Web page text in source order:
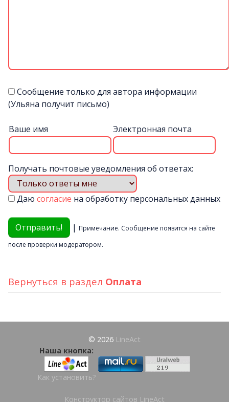
Сообщение только для автора информации
(Ульяна получит письмо)
Ваше имя Электронная почта
Получать почтовые уведомления об ответах:
Даю согласие на обработку персональных данных
| Примечание. Сообщение появится на сайте
после проверки модератором.
Вернуться в раздел Оплата
© 2026 LineAct
Наша кнопка:
Как установить?
Конструктор сайтов LineAct